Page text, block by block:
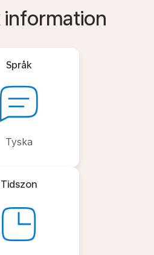
information
Språk
Tyska
Tidszon